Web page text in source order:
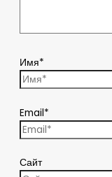
Имя*
Email*
Сайт